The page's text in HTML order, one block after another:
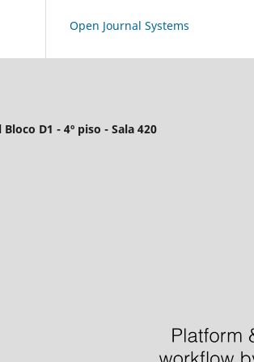
Open Journal Systems
D1 - 4º piso - Sala 420